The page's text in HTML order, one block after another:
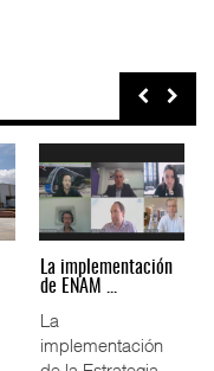
La implementación
de ENAM ...
La
implementación